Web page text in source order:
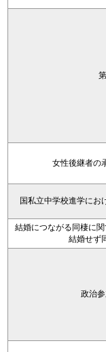
女性後継者の
国私立中学校進学にお
結婚につながる同棲に
結婚せず
政治